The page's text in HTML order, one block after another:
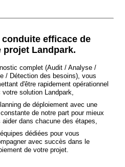
conduite efficace de
projet Landpark.
complet (Audit / Analyse /
/ Détection des besoins), vous
d'être rapidement opérationnel
votre solution Landpark,
de déploiement avec une
de notre part pour mieux
aider dans chacune des étapes,
dédiées pour vous
avec succès dans le
de votre projet.